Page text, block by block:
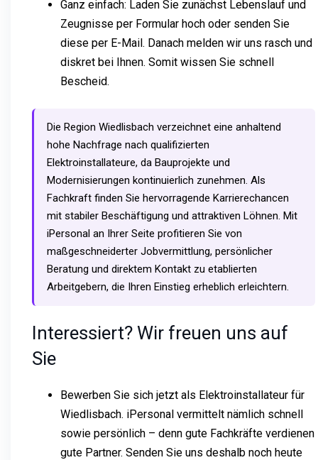
Ganz einfach: Laden Sie zunächst Lebenslauf und
Zeugnisse per Formular hoch oder senden Sie
diese per E-Mail. Danach melden wir uns rasch und
diskret bei Ihnen. Somit wissen Sie schnell
Bescheid.
Die Region Wiedlisbach verzeichnet eine anhaltend
hohe Nachfrage nach qualifizierten
Elektroinstallateure, da Bauprojekte und
Modernisierungen kontinuierlich zunehmen. Als
Fachkraft finden Sie hervorragende Karrierechancen
mit stabiler Beschäftigung und attraktiven Löhnen. Mit
iPersonal an Ihrer Seite profitieren Sie von
maßgeschneiderter Jobvermittlung, persönlicher
Beratung und direktem Kontakt zu etablierten
Arbeitgebern, die Ihren Einstieg erheblich erleichtern.
Interessiert? Wir freuen uns auf
Sie
Bewerben Sie sich jetzt als Elektroinstallateur für
Wiedlisbach. iPersonal vermittelt nämlich schnell
sowie persönlich – denn gute Fachkräfte verdienen
gute Partner. Senden Sie uns deshalb noch heute